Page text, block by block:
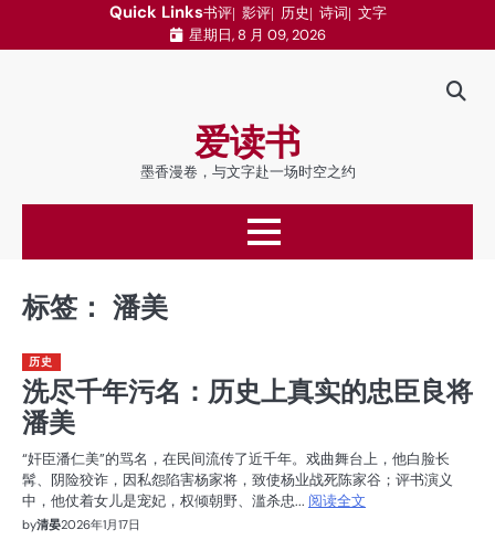
Quick Links书评 影评 历史 诗词 文字
星期日, 8 月 09, 2026
爱读书
墨香漫卷，与文字赴一场时空之约
标签： 潘美
历史
洗尽千年污名：历史上真实的忠臣良将
潘美
“奸臣潘仁美”的骂名，在民间流传了近千年。戏曲舞台上，他白脸长
髯、阴险狡诈，因私怨陷害杨家将，致使杨业战死陈家谷；评书演义
中，他仗着女儿是宠妃，权倾朝野、滥杀忠... 阅读全文
by清晏2026年1月17日